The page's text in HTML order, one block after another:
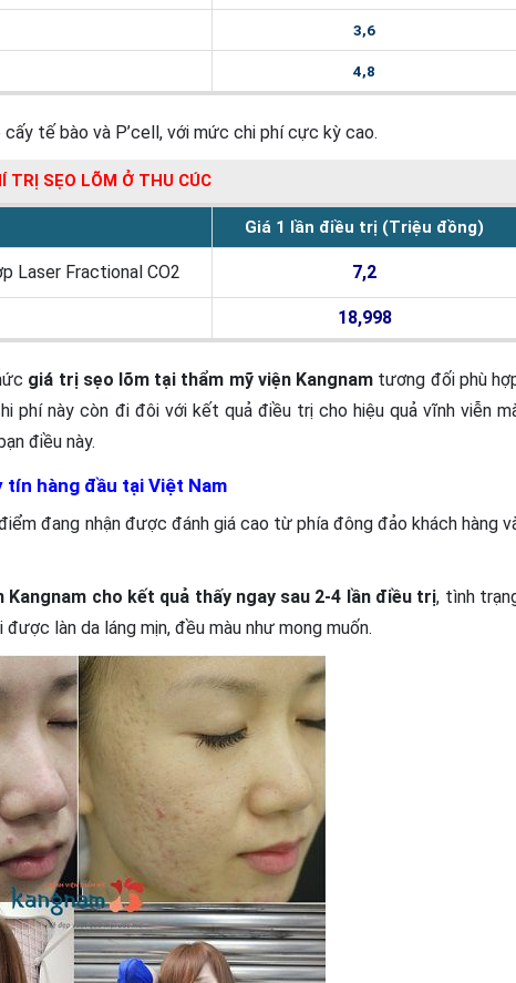
3,6
4,8
tế bào và P’cell, với mức chi phí cực kỳ cao.
TRỊ SẸO LÕM Ở THU CÚC
Giá 1 lần điều trị (Triệu đồng)
Laser Fractional CO2 7,2
18,998
giá trị sẹo lõm tại thẩm mỹ viện Kangnam tương đối phù
phí này còn đi đôi với kết quả điều trị cho hiệu quả vĩnh viễn
điều này.
tín hàng đầu tại Việt Nam
đang nhận được đánh giá cao từ phía đông đảo khách hàng
cho kết quả thấy ngay sau 2-4 lần điều trị, tình
làn da láng mịn, đều màu như mong muốn.